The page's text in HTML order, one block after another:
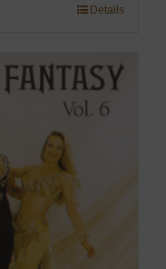
Details